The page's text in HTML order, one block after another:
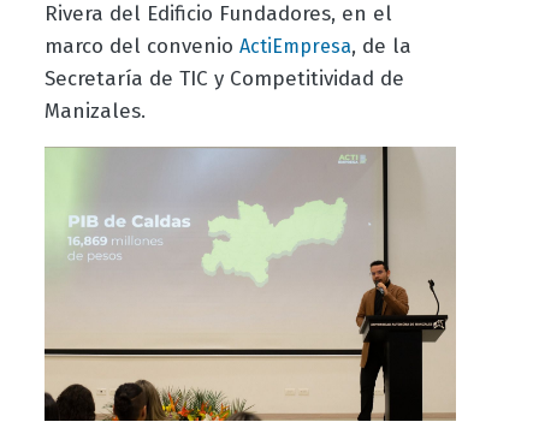
Rivera del Edificio Fundadores, en el
marco del convenio ActiEmpresa, de la
Secretaría de TIC y Competitividad de
Manizales.